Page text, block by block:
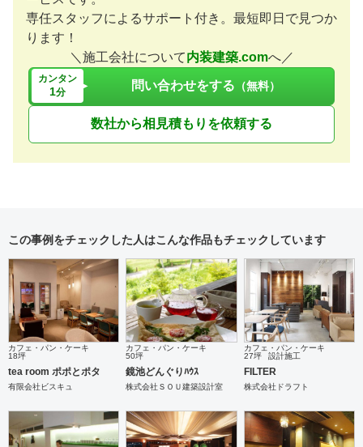
専任スタッフによるサポート付き。最短即日で見つか
ります！
＼施工会社について内装建築.comへ／
カンタン
1分 問い合わせをする （無料）
数社から相見積もりを依頼する
この事例をチェックした人はこんな作品もチェックしています
カフェ・パン・ケーキ
18坪
tea room ポポとポタ
有限会社ビスキュ
カフェ・パン・ケーキ
50坪
鏡池どんぐりﾊｳｽ
株式会社ＳＯＵ建築設計室
カフェ・パン・ケーキ
27坪
設計施工
FILTER
株式会社ドラフト